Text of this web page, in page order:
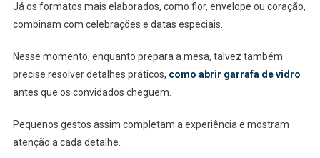
Já os formatos mais elaborados, como flor, envelope ou coração,
combinam com celebrações e datas especiais.
Nesse momento, enquanto prepara a mesa, talvez também
precise resolver detalhes práticos, como abrir garrafa de vidro
antes que os convidados cheguem.
Pequenos gestos assim completam a experiência e mostram
atenção a cada detalhe.